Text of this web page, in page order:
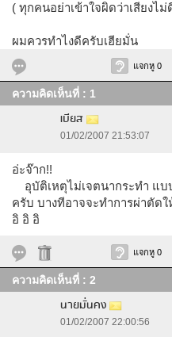
( ทุกคนอย่าเข้าใจผิดว่าเสียงไ
ผมควรทำไงดีครับเฮียมั่น
แจกหู 0
ความคิดเห็นที่ : 1
เบียส
01/02/2007 21:53:07
อ่ะจ๊าก!!
อุบัติเหตุไม่เจตนากระทำ แบ
ครับ บางทีอาจจะทำการผ่าตัด
อิ อิ อิ
แจกหู 0
ความคิดเห็นที่ : 2
นายมั่นคง
01/02/2007 22:00:56